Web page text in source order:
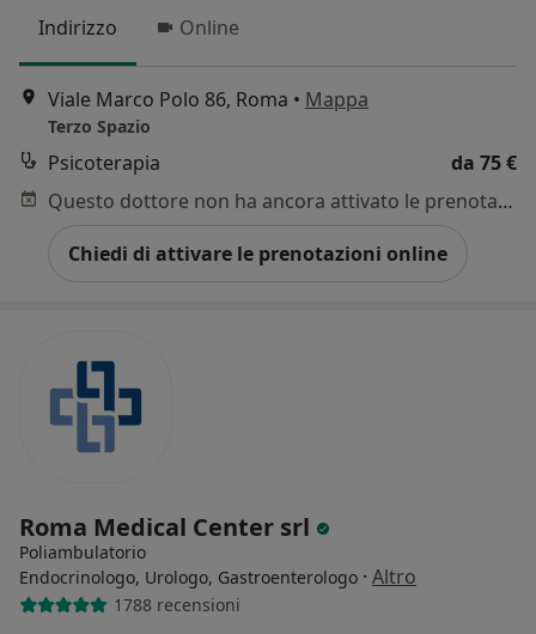
Indirizzo Online
Viale Marco Polo 86, Roma • Mappa
Terzo Spazio
Psicoterapia
da 75 €
Questo dottore non ha ancora attivato le prenotazioni online presso questo indirizzo.
Chiedi di attivare le prenotazioni online
Roma Medical Center srl
Poliambulatorio
Endocrinologo, Urologo, Gastroenterologo · Altro
1788 recensioni